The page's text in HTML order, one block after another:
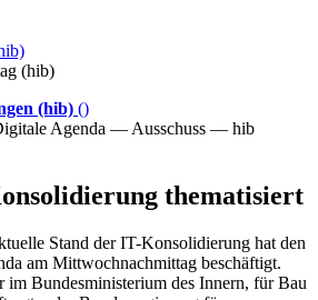
(hib)
(hib) ()
Agenda — Ausschuss — hib
thematisiert
Stand der IT-Konsolidierung hat den
am Mittwochnachmittag beschäftigt.
im Bundesministerium des Innern, für Bau